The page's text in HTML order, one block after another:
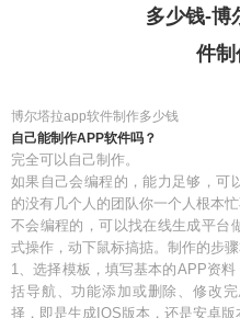
多少钱-博
件制
博尔塔拉app软件制作多少钱
自己能制作APP软件吗？
完全可以自己制作。
如果自己会编程的，能力足够，可
的没有几个人的团队你一个人根本
不会编程的，可以找在线生成平台
式操作，动下鼠标搞掂。制作的步骤
1、选择模板，填写基本的APP资
括导航、功能添加或删除、修改
择，即是生成IOS版本，还是安卓版